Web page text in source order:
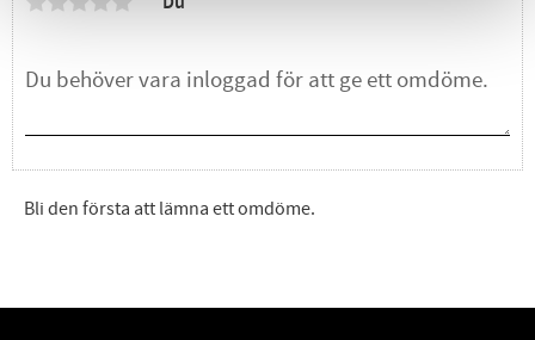
Bli den första att lämna ett omdöme.